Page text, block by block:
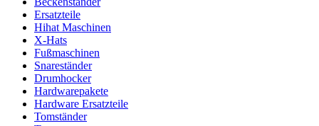
Ersatzteile
Hihat Maschinen
X-Hats
Fußmaschinen
Snareständer
Drumhocker
Hardwarepakete
Hardware Ersatzteile
Tomständer